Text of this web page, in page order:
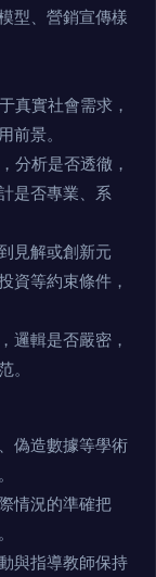
型、營銷宣傳樣
真實社會需求，
前景。
分析是否透徹，
是否專業、系
見解或創新元
資等約束條件，
邏輯是否嚴密，
。
偽造數據等學術
情況的準確把
與指導教師保持